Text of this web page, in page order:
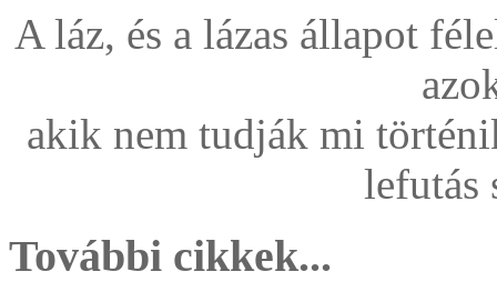
A láz, és a lázas állapot
akik nem tudják mi
lefutás
További cikkek...